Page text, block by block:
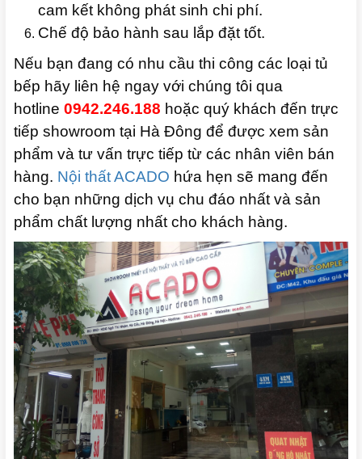
cam kết không phát sinh chi phí.
Chế độ bảo hành sau lắp đặt tốt.
Nếu bạn đang có nhu cầu thi công các loại tủ
bếp hãy liên hệ ngay với chúng tôi qua
hotline 0942.246.188 hoặc quý khách đến trực
tiếp showroom tại Hà Đông để được xem sản
phẩm và tư vấn trực tiếp từ các nhân viên bán
hàng. Nội thất ACADO hứa hẹn sẽ mang đến
cho bạn những dịch vụ chu đáo nhất và sản
phẩm chất lượng nhất cho khách hàng.